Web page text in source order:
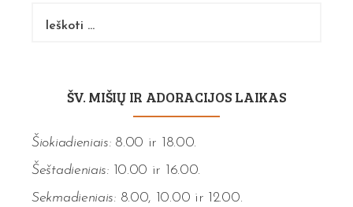
ŠV. MIŠIŲ IR ADORACIJOS LAIKAS
Šiokiadieniais:8.00 ir 18.00.
Šeštadieniais:10.00 ir 16.00.
Sekmadieniais:8.00, 10.00 ir 12.00.